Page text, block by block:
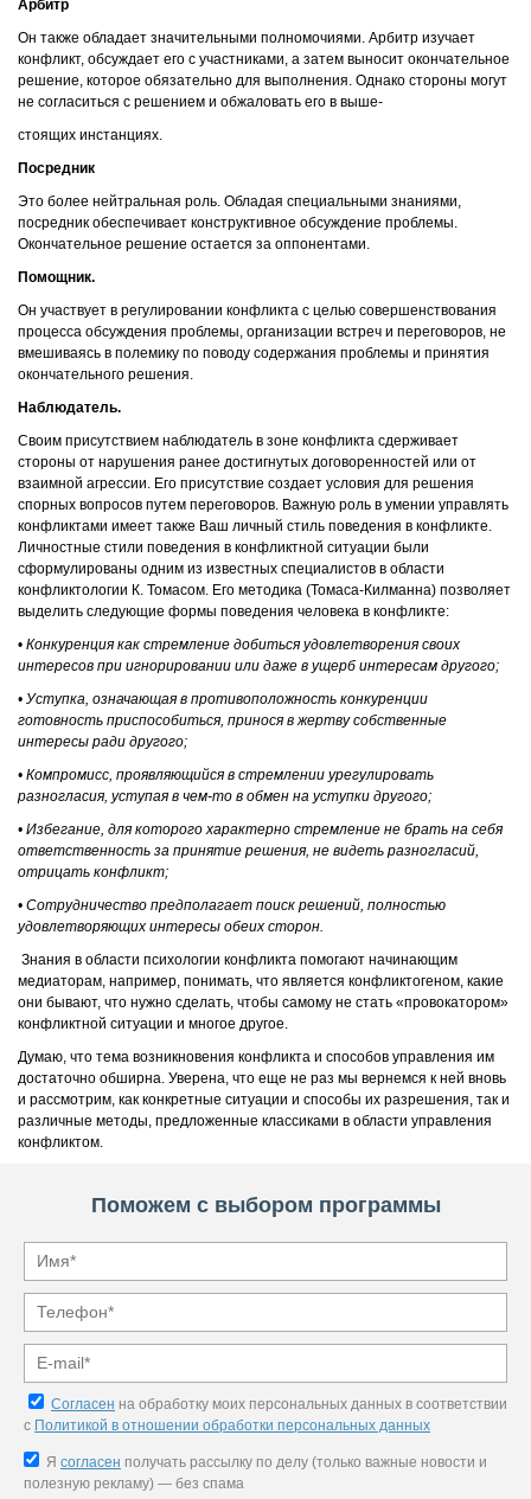
Арбитр
Он также обладает значительными полномочиями. Арбитр изучает
конфликт, обсуждает его с участниками, а затем выносит окончательное
решение, которое обязательно для выполнения. Однако стороны могут
не согласиться с решением и обжаловать его в выше-
стоящих инстанциях.
Посредник
Это более нейтральная роль. Обладая специальными знаниями,
посредник обеспечивает конструктивное обсуждение проблемы.
Окончательное решение остается за оппонентами.
Помощник.
Он участвует в регулировании конфликта с целью совершенствования
процесса обсуждения проблемы, организации встреч и переговоров, не
вмешиваясь в полемику по поводу содержания проблемы и принятия
окончательного решения.
Наблюдатель.
Своим присутствием наблюдатель в зоне конфликта сдерживает
стороны от нарушения ранее достигнутых договоренностей или от
взаимной агрессии. Его присутствие создает условия для решения
спорных вопросов путем переговоров. Важную роль в умении управлять
конфликтами имеет также Ваш личный стиль поведения в конфликте.
Личностные стили поведения в конфликтной ситуации были
сформулированы одним из известных специалистов в области
конфликтологии К. Томасом. Его методика (Томаса-Килманна) позволяет
выделить следующие формы поведения человека в конфликте:
• Конкуренция как стремление добиться удовлетворения своих
интересов при игнорировании или даже в ущерб интересам другого;
• Уступка, означающая в противоположность конкуренции
готовность приспособиться, принося в жертву собственные
интересы ради другого;
• Компромисс, проявляющийся в стремлении урегулировать
разногласия, уступая в чем-то в обмен на уступки другого;
• Избегание, для которого характерно стремление не брать на себя
ответственность за принятие решения, не видеть разногласий,
отрицать конфликт;
• Сотрудничество предполагает поиск решений, полностью
удовлетворяющих интересы обеих сторон.
Знания в области психологии конфликта помогают начинающим
медиаторам, например, понимать, что является конфликтогеном, какие
они бывают, что нужно сделать, чтобы самому не стать «провокатором»
конфликтной ситуации и многое другое.
Думаю, что тема возникновения конфликта и способов управления им
достаточно обширна. Уверена, что еще не раз мы вернемся к ней вновь
и рассмотрим, как конкретные ситуации и способы их разрешения, так и
различные методы, предложенные классиками в области управления
конфликтом.
Поможем с выбором программы
Согласен на обработку моих персональных данных в соответствии
с Политикой в отношении обработки персональных данных
Я согласен получать рассылку по делу (только важные новости и
полезную рекламу) — без спама